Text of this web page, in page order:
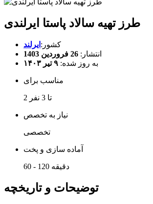
طرز تهیه سالاد پاستا ایرلندی
کشور: ایرلند
انتشار:
به روز شده:
مناسب برای
2 تا 3 نفر
نیاز به تخصص
تخصصی
آماده سازی و پخت
60 - 120 دقیقه
توضیحات و تاریخچه